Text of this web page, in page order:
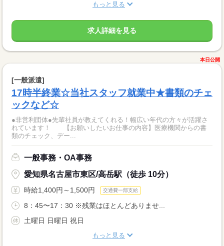
もっと見る
求人詳細を見る
本日公開
[一般派遣]
17時半終業☆当社スタッフ就業中★書類のチェ
ックなど☆
●非営利団体●先輩社員が教えてくれる！幅広い年代の方々が活躍さ
れています！ 【お願いしたいお仕事の内容】医療機関からの書
類のチェック、デー...
一般事務・OA事務
愛知県名古屋市東区/高岳駅（徒歩 10分）
時給1,400円～1,500円 交通費一部支給
8：45〜17：30 ※残業はほとんどありませ...
土曜日 日曜日 祝日
もっと見る